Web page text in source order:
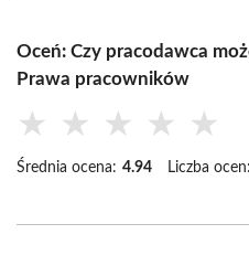
Oceń: Czy pracodawca
Prawa pracowników
★ ★ ★ ★ ★
Średnia ocena: 4.94 Liczba ocen: